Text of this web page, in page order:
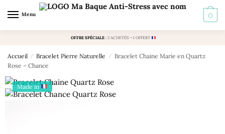
navigation
content
Menu 0
OFFRE SPÉCIALE:2 ACHETÉS = 1 OFFERT
Accueil / Bracelet Pierre Naturelle / Bracelet Chaine Marie en Quartz
Rose – Chance
Made in